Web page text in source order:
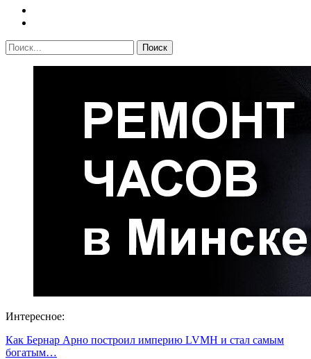
Интересное:
Как Бернар Арно построил империю LVMH и стал самым
богатым…